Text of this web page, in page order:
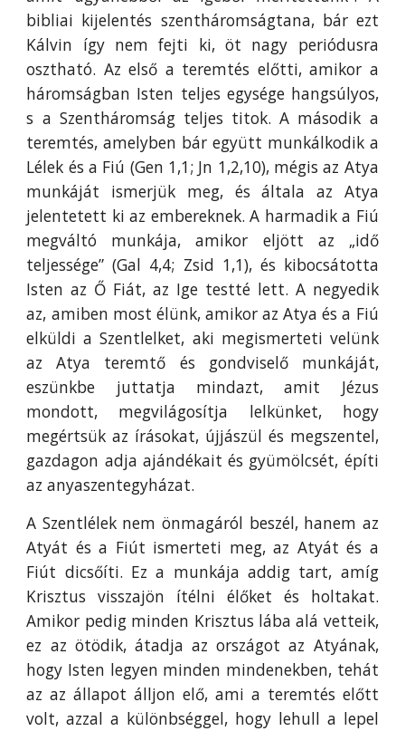
bibliai kijelentés szentháromságtana, bár ezt
Kálvin így nem fejti ki, öt nagy periódusra
osztható. Az első a teremtés előtti, amikor a
háromságban Isten teljes egysége hangsúlyos,
s a Szentháromság teljes titok. A második a
teremtés, amelyben bár együtt munkálkodik a
Lélek és a Fiú (Gen 1,1; Jn 1,2,10), mégis az Atya
munkáját ismerjük meg, és általa az Atya
jelentetett ki az embereknek. A harmadik a Fiú
megváltó munkája, amikor eljött az „idő
teljessége” (Gal 4,4; Zsid 1,1), és kibocsátotta
Isten az Ő Fiát, az Ige testté lett. A negyedik
az, amiben most élünk, amikor az Atya és a Fiú
elküldi a Szentlelket, aki megismerteti velünk
az Atya teremtő és gondviselő munkáját,
eszünkbe juttatja mindazt, amit Jézus
mondott, megvilágosítja lelkünket, hogy
megértsük az írásokat, újjászül és megszentel,
gazdagon adja ajándékait és gyümölcsét, építi
az anyaszentegyházat.
A Szentlélek nem önmagáról beszél, hanem az
Atyát és a Fiút ismerteti meg, az Atyát és a
Fiút dicsőíti. Ez a munkája addig tart, amíg
Krisztus visszajön ítélni élőket és holtakat.
Amikor pedig minden Krisztus lába alá vetteik,
ez az ötödik, átadja az országot az Atyának,
hogy Isten legyen minden mindenekben, tehát
az az állapot álljon elő, ami a teremtés előtt
volt, azzal a különbséggel, hogy lehull a lepel